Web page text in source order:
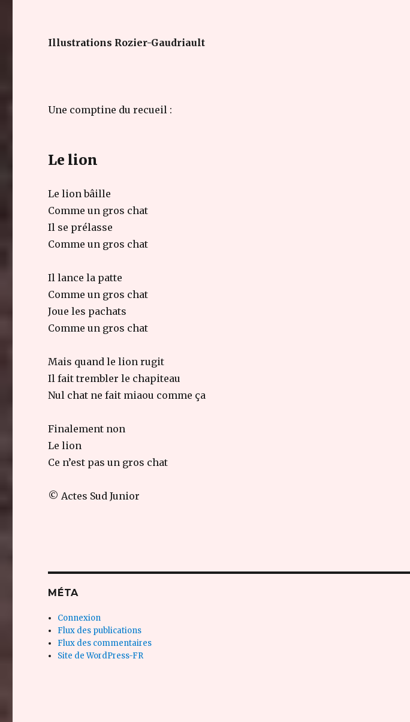
Illustrations Rozier-Gaudriault
Une comptine du recueil :
Le lion
Le lion bâille
Comme un gros chat
Il se prélasse
Comme un gros chat
Il lance la patte
Comme un gros chat
Joue les pachats
Comme un gros chat
Mais quand le lion rugit
Il fait trembler le chapiteau
Nul chat ne fait miaou comme ça
Finalement non
Le lion
Ce n’est pas un gros chat
© Actes Sud Junior
MÉTA
Connexion
Flux des publications
Flux des commentaires
Site de WordPress-FR